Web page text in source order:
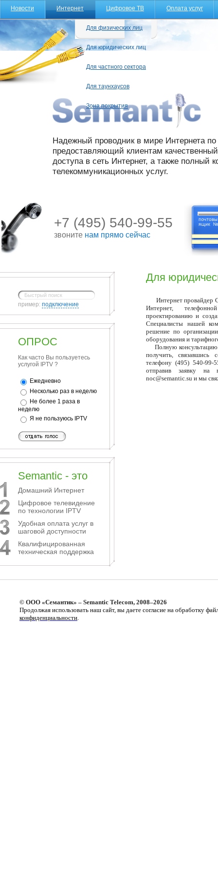
Новости Интернет
Для физических лиц
Для юридических лиц
Для частного сектора
Для таунхаусов
Зона покрытия
Цифровое ТВ Оплата услуг
Надежный проводник в мире Интернета
предоставляющий клиентам
доступа в сеть Интернет, а также полный
телекоммуникационных услуг.
+7 (495) 540-99-55
звоните нам прямо сейчас
пример: подключение
ОПРОС
Как часто Вы пользуетесь
услугой IPTV ?
Ежедневно
Несколько раз в неделю
Не более 1 раза в
неделю
Я не пользуюсь IPTV
Semantic - это
Домашний Интернет
Цифровое телевидение
по технологии IPTV
Удобная оплата услуг в
шаговой доступности
Квалифицированная
техническая поддержка
Для
Интернет провайдер
Интернет,
проектированию и
Специалисты нашей
решение по
оборудования и
Полную консультацию
получить, связавшись
телефону (495) 540-
отправив заявку на
noc@semantic.su и мы
© ООО «Семантик» – Semantic Telecom, 2008–2026
Продолжая использовать наш сайт, вы даете согласие на обработку
конфиденциальности.